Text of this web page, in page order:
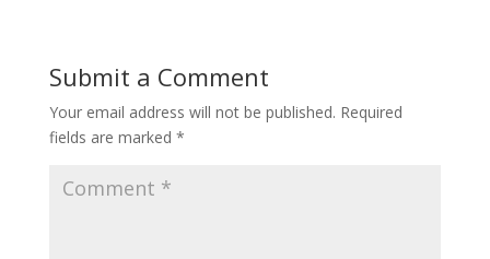
Submit a Comment
Your email address will not be published. Required
fields are marked *